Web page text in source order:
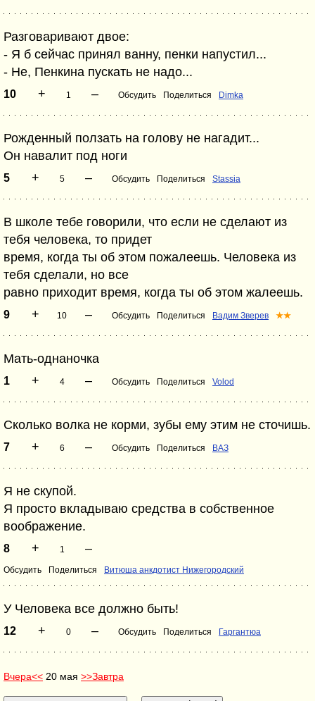
Разговаривают двое:
- Я б сейчас принял ванну, пенки напустил...
- Не, Пенкина пускать не надо...
10 + 1 – Обсудить Поделиться Dimka
Рожденный ползать на голову не нагадит...
Он навалит под ноги
5 + 5 – Обсудить Поделиться Stassia
В школе тебе говорили, что если не сделают из
тебя человека, то придет
время, когда ты об этом пожалеешь. Человека из
тебя сделали, но все
равно приходит время, когда ты об этом жалеешь.
9 + 10 – Обсудить Поделиться Вадим Зверев ★★
Мать-однаночка
1 + 4 – Обсудить Поделиться Volod
Сколько волка не корми, зубы ему этим не сточишь.
7 + 6 – Обсудить Поделиться ВАЗ
Я не скупой.
Я просто вкладываю средства в собственное
воображение.
8 + 1 –
Обсудить Поделиться Витюша анкдотист Нижегородский
У Человека все должно быть!
12 + 0 – Обсудить Поделиться Гаргантюа
Вчера<< 20 мая >>Завтра